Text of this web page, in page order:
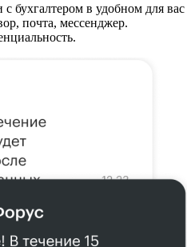
с бухгалтером в удобном для вас
почта, мессенджер.